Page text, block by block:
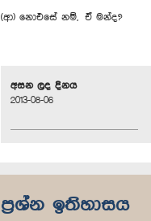
(ආ) නොඑසේ නම්, ඒ මන්ද?
අසන ලද දිනය
2013-08-06
ප්‍රශ්න ඉතිහාසය